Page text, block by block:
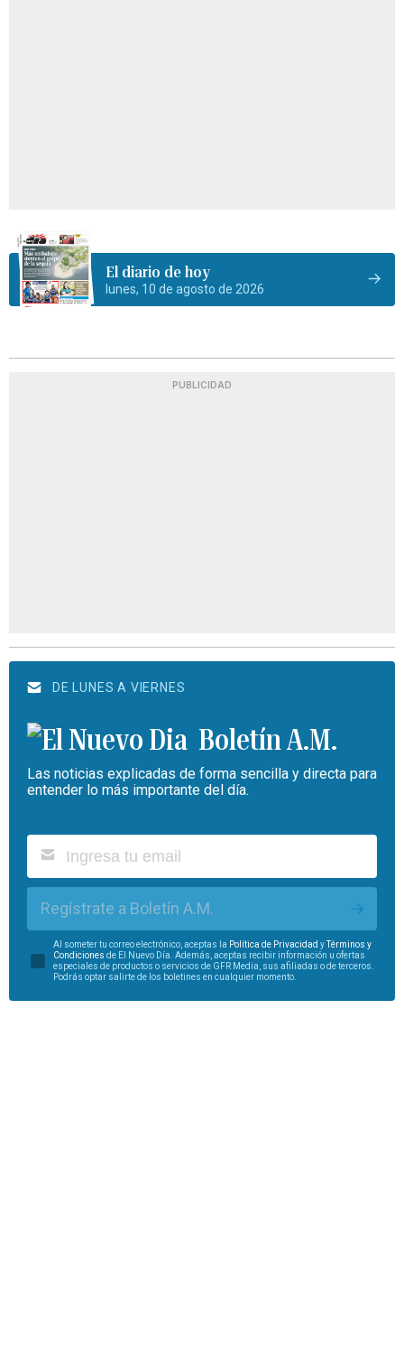
El diario de hoy
lunes, 10 de agosto de 2026
PUBLICIDAD
DE LUNES A VIERNES
Boletín A.M.
Las noticias explicadas de forma sencilla y directa para
entender lo más importante del día.
Regístrate a Boletín A.M.
Al someter tu correo electrónico, aceptas la Política de Privacidad y
Términos y
Condiciones de El Nuevo Día. Además, aceptas recibir información u ofertas
especiales de productos o servicios de GFR Media, sus afiliadas o de terceros.
Podrás optar salirte de los boletines en cualquier momento.